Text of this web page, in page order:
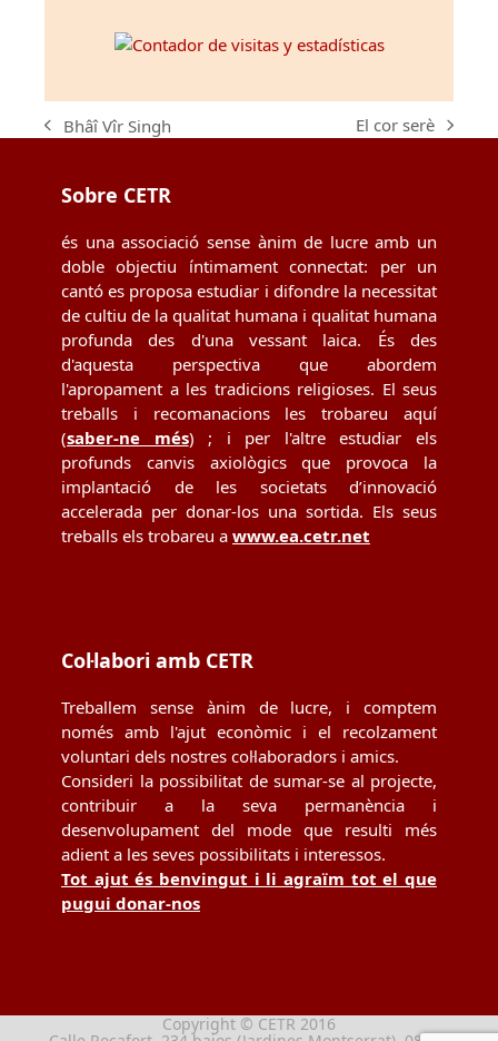
previous
Bhâî Vîr Singh
next
El cor serè
Sobre CETR
és una associació sense ànim de lucre amb un
doble objectiu íntimament connectat: per un
cantó es proposa estudiar i difondre la necessitat
de cultiu de la qualitat humana i qualitat humana
profunda des d'una vessant laica. És des
d'aquesta perspectiva que abordem
l'apropament a les tradicions religioses. El seus
treballs i recomanacions les trobareu aquí
(saber-ne més) ; i per l'altre estudiar els
profunds canvis axiològics que provoca la
implantació de les societats d’innovació
accelerada per donar-los una sortida. Els seus
treballs els trobareu a www.ea.cetr.net
Col·labori amb CETR
Treballem sense ànim de lucre, i comptem
només amb l'ajut econòmic i el recolzament
voluntari dels nostres col·laboradors i amics.
Consideri la possibilitat de sumar-se al projecte,
contribuir a la seva permanència i
desenvolupament del mode que resulti més
adient a les seves possibilitats i interessos.
Tot ajut és benvingut i li agraïm tot el que
pugui donar-nos
Copyright © CETR 2016